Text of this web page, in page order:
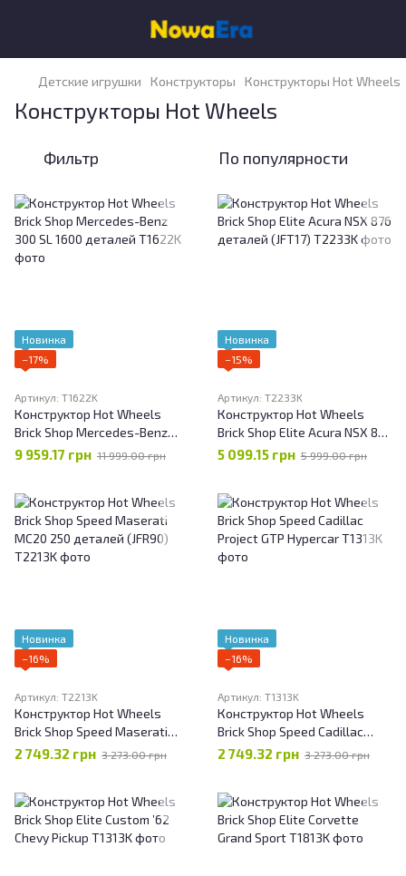
Детские игрушки Конструкторы Конструкторы Hot Wheels
Конструкторы Hot Wheels
Фильтр По популярности
Новинка
−17%
Артикул: T1622K
Конструктор Hot Wheels
Brick Shop Mercedes-Benz
300 SL 1600 деталей
9 959.17 грн 11 999.00 грн
Новинка
−15%
Артикул: T2233K
Конструктор Hot Wheels
Brick Shop Elite Acura NSX 876
деталей (JFT17)
5 099.15 грн 5 999.00 грн
Новинка
−16%
Артикул: T2213K
Конструктор Hot Wheels
Brick Shop Speed Maserati
MC20 250 деталей (JFR90)
2 749.32 грн 3 273.00 грн
Новинка
−16%
Артикул: T1313K
Конструктор Hot Wheels
Brick Shop Speed Cadillac
Project GTP Hypercar
2 749.32 грн 3 273.00 грн